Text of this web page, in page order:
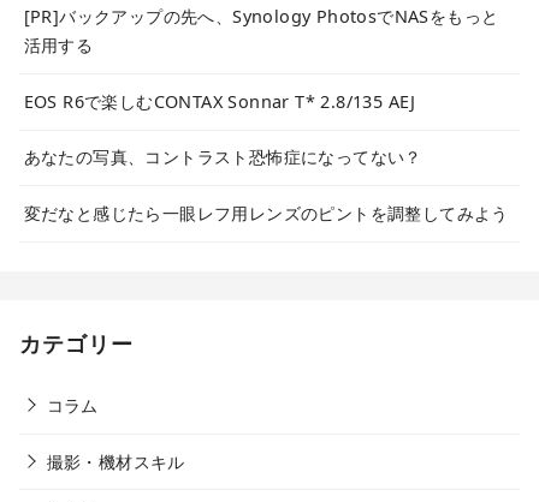
[PR]バックアップの先へ、Synology PhotosでNASをもっと
活用する
EOS R6で楽しむCONTAX Sonnar T* 2.8/135 AEJ
あなたの写真、コントラスト恐怖症になってない？
変だなと感じたら一眼レフ用レンズのピントを調整してみよう
カテゴリー
コラム
撮影・機材スキル